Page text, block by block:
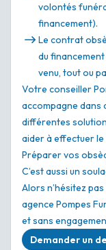
volontés
financement).
Le contrat
du
venu, tout ou
Votre conseiller
accompagne dans
différentes
aider à effectuer
Préparer vos
C’est aussi un
Alors n’hésitez
agence Pompes
et sans
Demander un